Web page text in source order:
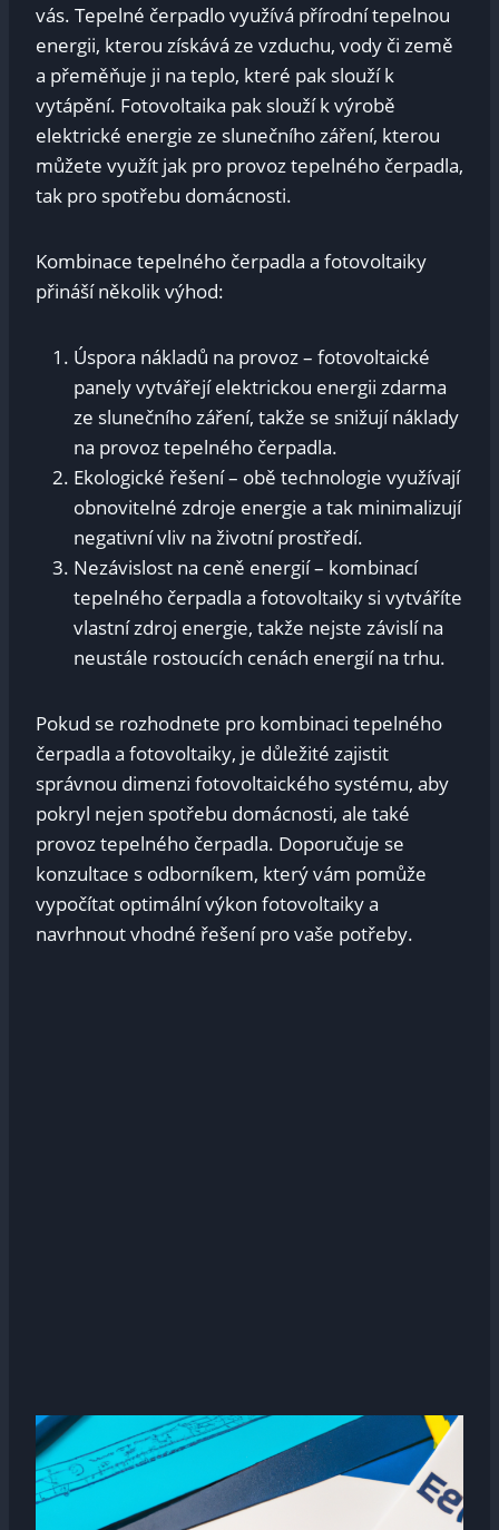
vás. Tepelné čerpadlo využívá přírodní tepelnou
energii, kterou získává ze vzduchu, vody či země
a přeměňuje ji na teplo, které pak slouží k
vytápění. Fotovoltaika pak slouží k výrobě
elektrické energie ze slunečního záření, kterou
můžete využít jak pro provoz tepelného čerpadla,
tak pro spotřebu domácnosti.
Kombinace tepelného čerpadla a fotovoltaiky
přináší několik výhod:
Úspora nákladů na provoz – fotovoltaické
panely vytvářejí elektrickou energii zdarma
ze slunečního záření, takže se snižují náklady
na provoz tepelného čerpadla.
Ekologické řešení – obě technologie využívají
obnovitelné zdroje energie a tak minimalizují
negativní vliv na životní prostředí.
Nezávislost na ceně energií – kombinací
tepelného čerpadla a fotovoltaiky si vytváříte
vlastní zdroj energie, takže nejste závislí na
neustále rostoucích cenách energií na trhu.
Pokud se rozhodnete pro kombinaci tepelného
čerpadla a fotovoltaiky, je důležité zajistit
správnou dimenzi fotovoltaického systému, aby
pokryl nejen spotřebu domácnosti, ale také
provoz tepelného čerpadla. Doporučuje se
konzultace s odborníkem, který vám pomůže
vypočítat optimální výkon fotovoltaiky a
navrhnout vhodné řešení pro vaše potřeby.